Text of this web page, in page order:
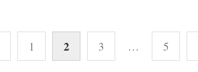
1 2 3 … 5